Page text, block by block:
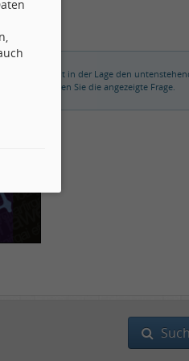
nicht in der Lage den
beantworten Sie die angezeigte Frage.